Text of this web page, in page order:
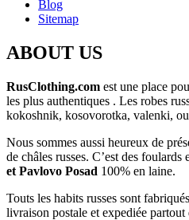
Blog
Sitemap
ABOUT US
RusClothing.com est une place
les plus authentiques . Les robes
kokoshnik, kosovorotka, valenki,
Nous sommes aussi heureux de
de châles russes. C’est des foulards
et Pavlovo Posad 100% en laine.
Touts les habits russes sont
livraison postale et expediée partout